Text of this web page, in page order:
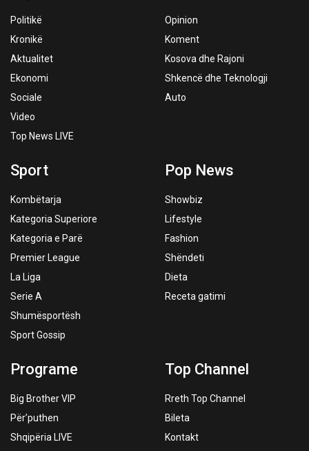
Politikë
Kronikë
Aktualitet
Ekonomi
Sociale
Video
Top News LIVE
Opinion
Koment
Kosova dhe Rajoni
Shkencë dhe Teknologji
Auto
Sport
Kombëtarja
Kategoria Superiore
Kategoria e Parë
Premier League
La Liga
Serie A
Shumësportësh
Sport Gossip
Pop News
Showbiz
Lifestyle
Fashion
Shëndeti
Dieta
Receta gatimi
Programe
Big Brother VIP
Për’puthen
Shqipëria LIVE
Top Channel
Rreth Top Channel
Bileta
Kontakt